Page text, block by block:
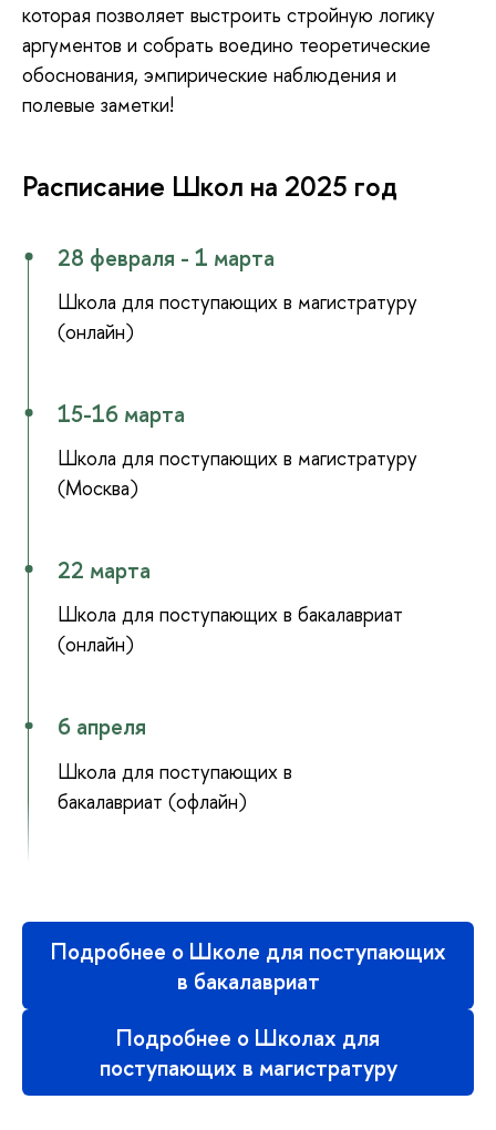
которая позволяет выстроить стройную логику
аргументов и собрать воедино теоретические
обоснования, эмпирические наблюдения и
полевые заметки!
Расписание Школ на 2025 год
28 февраля - 1 марта
Школа для поступающих в магистратуру
(онлайн)
15-16 марта
Школа для поступающих в магистратуру
(Москва)
22 марта
Школа для поступающих в бакалавриат
(онлайн)
6 апреля
Школа для поступающих в
бакалавриат (офлайн)
Подробнее о Школе для поступающих
в бакалавриат
Подробнее о Школах для
поступающих в магистратуру